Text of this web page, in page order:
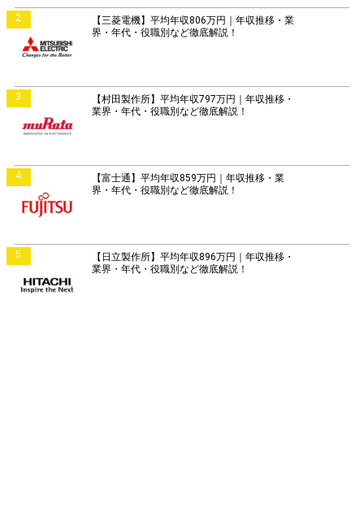
2
【三菱電機】平均年収806万円｜年収推移・業
界・年代・役職別など徹底解説！
3
【村田製作所】平均年収797万円｜年収推移・
業界・年代・役職別など徹底解説！
4
【富士通】平均年収859万円｜年収推移・業
界・年代・役職別など徹底解説！
5
【日立製作所】平均年収896万円｜年収推移・
業界・年代・役職別など徹底解説！